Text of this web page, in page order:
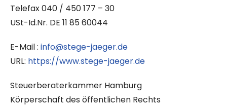
Telefax 040 / 450 177 – 30
USt-Id.Nr. DE 11 85 60044
E-Mail : info@stege-jaeger.de
URL: https://www.stege-jaeger.de
Steuerberaterkammer Hamburg
Körperschaft des öffentlichen Rechts